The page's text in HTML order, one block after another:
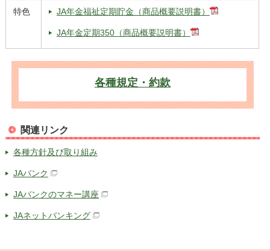
特色 JA年金福祉定期貯金（商品概要説明書）
JA年金定期350（商品概要説明書）
各種規定・約款
関連リンク
各種方針及び取り組み
JAバンク
JAバンクのマネー講座
JAネットバンキング